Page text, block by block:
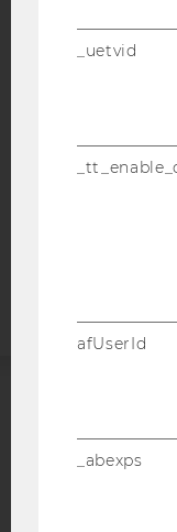
EQUIS
_uetvid
afUserId
_abexps